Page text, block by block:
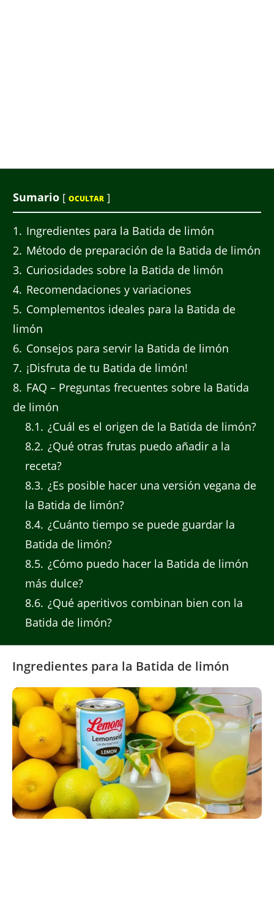
Sumario [ OCULTAR ]
1
Ingredientes para la Batida de limón
2 Método de preparación de la Batida de limón
3 Curiosidades sobre la Batida de limón
4 Recomendaciones y variaciones
5 Complementos ideales para la Batida de
limón
6 Consejos para servir la Batida de limón
7 ¡Disfruta de tu Batida de limón!
8 FAQ – Preguntas frecuentes sobre la Batida
de limón
8.1
¿Cuál es el origen de la Batida de limón?
8.2 ¿Qué otras frutas puedo añadir a la
receta?
8.3 ¿Es posible hacer una versión vegana de
la Batida de limón?
8.4 ¿Cuánto tiempo se puede guardar la
Batida de limón?
8.5 ¿Cómo puedo hacer la Batida de limón
más dulce?
8.6 ¿Qué aperitivos combinan bien con la
Batida de limón?
Ingredientes para la Batida de limón